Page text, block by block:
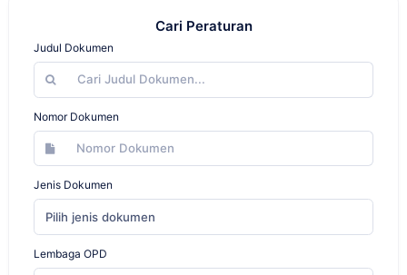
Cari Peraturan
Judul Dokumen
Nomor Dokumen
Jenis Dokumen
Pilih jenis dokumen
Lembaga OPD